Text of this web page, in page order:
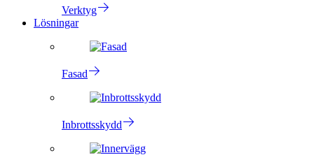
Verktyg
Lösningar
Fasad
Inbrottsskydd